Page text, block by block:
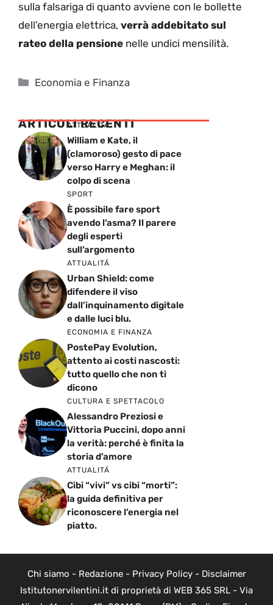
sulla falsariga di quanto avviene con le bollette
dell’energia elettrica, verrà addebitato sul
rateo della pensione nelle undici mensilità.
Categorie
Economia e Finanza
ARTICOLI RECENTI
ATTUALITÁ
William e Kate, il
(clamoroso) gesto di pace
verso Harry e Meghan: il
colpo di scena
SPORT
È possibile fare sport
avendo l’asma? Il parere
degli esperti
sull’argomento
ATTUALITÁ
Urban Shield: come
difendere il viso
dall’inquinamento digitale
e dalle luci blu.
ECONOMIA E FINANZA
PostePay Evolution,
attento ai costi nascosti:
tutto quello che non ti
dicono
CULTURA E SPETTACOLO
Alessandro Preziosi e
Vittoria Puccini, dopo anni
la verità: perché è finita la
storia d’amore
ATTUALITÁ
Cibi “vivi” vs cibi “morti”:
la guida definitiva per
riconoscere l’energia nel
piatto.
Chi siamo - Redazione- Privacy Policy- Disclaimer
Istitutonervilentini.it di proprietà di WEB 365 SRL - Via